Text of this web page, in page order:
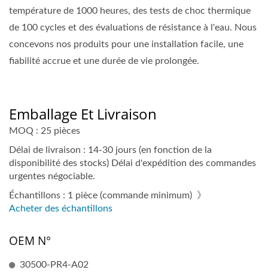
température de 1000 heures, des tests de choc thermique
de 100 cycles et des évaluations de résistance à l'eau. Nous
concevons nos produits pour une installation facile, une
fiabilité accrue et une durée de vie prolongée.
Emballage Et Livraison
MOQ : 25 pièces
Délai de livraison : 14-30 jours (en fonction de la
disponibilité des stocks) Délai d'expédition des commandes
urgentes négociable.
Échantillons : 1 pièce (commande minimum) 》
Acheter des échantillons
OEM N°
30500-PR4-A02